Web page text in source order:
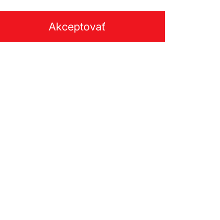
Akceptovať